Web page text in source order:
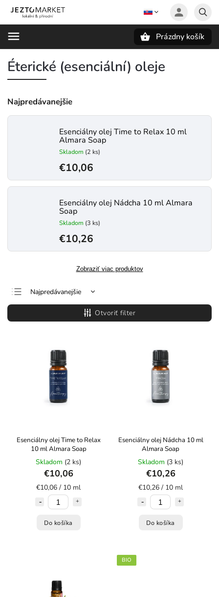
Prázdny košík
Éterické (esenciální) oleje
Najpredávanejšie
Esenciálny olej Time to Relax 10 ml
Almara Soap
Skladom (2 ks)
€10,06
Esenciálny olej Nádcha 10 ml Almara
Soap
Skladom (3 ks)
€10,26
Zobraziť viac produktov
Najpredávanejšie
Najlacnejšie
Najdrahšie
Otvoriť filter
Esenciálny olej Time to Relax
10 ml Almara Soap
Skladom (2 ks)
€10,06
€10,06 / 10 ml
Do košíka
Esenciálny olej Nádcha 10 ml
Almara Soap
Skladom (3 ks)
€10,26
€10,26 / 10 ml
Do košíka
BIO